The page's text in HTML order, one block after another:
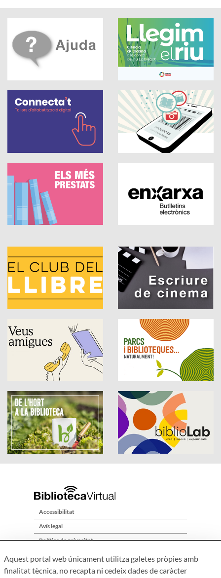
Accessibilitat
Avís legal
Política de privacitat
Mapa web
Aquest portal web únicament utilitza galetes pròpies amb
finalitat tècnica, no recapta ni cedeix dades de caràcter